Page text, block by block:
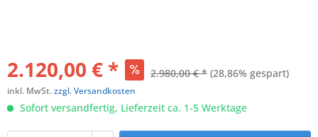
2.120,00 € * 2.980,00 € * (28,86% gespart)
inkl. MwSt.zzgl. Versandkosten
Sofort versandfertig, Lieferzeit ca. 1-5 Werktage